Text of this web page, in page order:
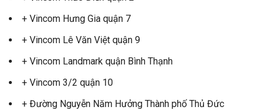
+ Vincom Hưng Gia quận 7
+ Vincom Lê Văn Việt quận 9
+ Vincom Landmark quận Bình Thạnh
+ Vincom 3/2 quận 10
+ Đường Nguyễn Năm Hưởng Thành phố Thủ Đức